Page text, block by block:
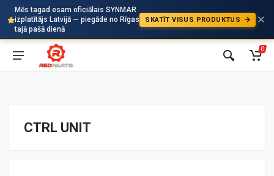
Mēs tagad esam oficiālais SYNMAR
izplatītājs Latvijā — piegāde no Rīgas
tajā pašā dienā
SKATĪT VISUS PRODUKTUS
Auto
0
CTRL UNIT